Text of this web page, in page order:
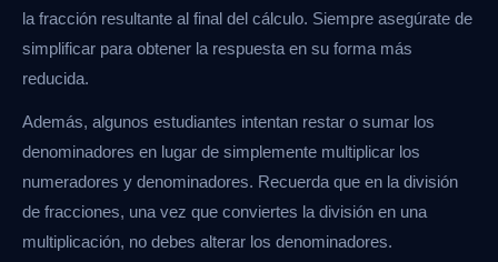
la fracción resultante al final del cálculo. Siempre asegúrate de
simplificar para obtener la respuesta en su forma más
reducida.
Además, algunos estudiantes intentan restar o sumar los
denominadores en lugar de simplemente multiplicar los
numeradores y denominadores. Recuerda que en la división
de fracciones, una vez que conviertes la división en una
multiplicación, no debes alterar los denominadores.